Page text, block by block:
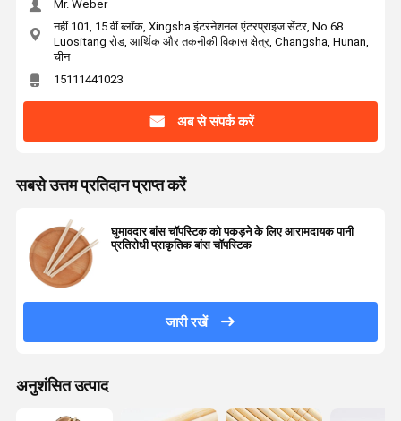
Mr. Weber
नहीं.101, 15 वीं ब्लॉक, Xingsha इंटरनेशनल एंटरप्राइज सेंटर, No.68
Luositang रोड, आर्थिक और तकनीकी विकास क्षेत्र, Changsha, Hunan,
चीन
15111441023
अब से संपर्क करें
सबसे उत्तम प्रतिदान प्राप्त करें
घुमावदार बांस चॉपस्टिक को पकड़ने के लिए आरामदायक पानी
प्रतिरोधी प्राकृतिक बांस चॉपस्टिक
जारी रखें
अनुशंसित उत्पाद